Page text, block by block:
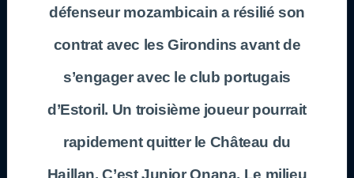
défenseur mozambicain a résilié son
contrat avec les Girondins avant de
s’engager avec le club portugais
d’Estoril. Un troisième joueur pourrait
rapidement quitter le Château du
Haillan. C’est Junior Onana. Le milieu